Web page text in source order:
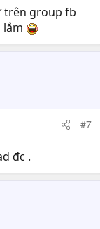
trên group fb
lắm
#7
đc .